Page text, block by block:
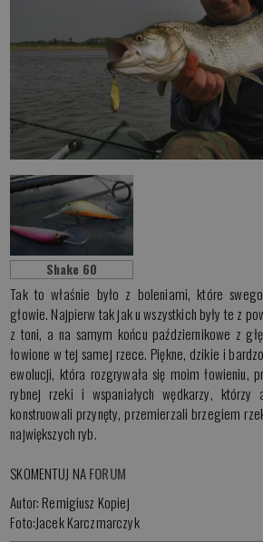
Shake 60
Tak to właśnie było z boleniami, które
głowie. Najpierw tak jak u wszystkich były te z
z toni, a na samym końcu październikowe z
łowione w tej samej rzece. Piękne, dzikie i
ewolucji, która rozgrywała się moim łowieniu,
rybnej rzeki i wspaniałych wędkarzy, którzy
konstruowali przynęty, przemierzali brzegiem
największych ryb.
SKOMENTUJ NAFORUM
Autor: Remigiusz Kopiej
Foto:Jacek Karczmarczyk